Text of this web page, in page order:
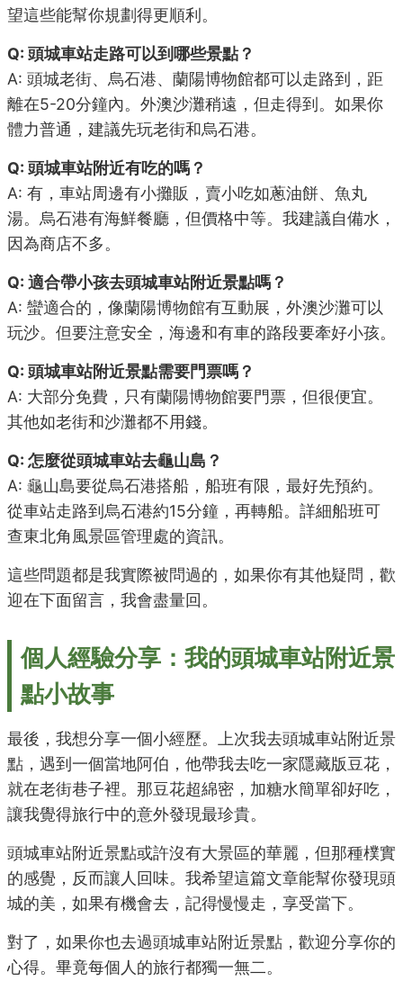
望這些能幫你規劃得更順利。
Q: 頭城車站走路可以到哪些景點？
A: 頭城老街、烏石港、蘭陽博物館都可以走路到，距
離在5-20分鐘內。外澳沙灘稍遠，但走得到。如果你
體力普通，建議先玩老街和烏石港。
Q: 頭城車站附近有吃的嗎？
A: 有，車站周邊有小攤販，賣小吃如蔥油餅、魚丸
湯。烏石港有海鮮餐廳，但價格中等。我建議自備水，
因為商店不多。
Q: 適合帶小孩去頭城車站附近景點嗎？
A: 蠻適合的，像蘭陽博物館有互動展，外澳沙灘可以
玩沙。但要注意安全，海邊和有車的路段要牽好小孩。
Q: 頭城車站附近景點需要門票嗎？
A: 大部分免費，只有蘭陽博物館要門票，但很便宜。
其他如老街和沙灘都不用錢。
Q: 怎麼從頭城車站去龜山島？
A: 龜山島要從烏石港搭船，船班有限，最好先預約。
從車站走路到烏石港約15分鐘，再轉船。詳細船班可
查東北角風景區管理處的資訊。
這些問題都是我實際被問過的，如果你有其他疑問，歡
迎在下面留言，我會盡量回。
個人經驗分享：我的頭城車站附近景
點小故事
最後，我想分享一個小經歷。上次我去頭城車站附近景
點，遇到一個當地阿伯，他帶我去吃一家隱藏版豆花，
就在老街巷子裡。那豆花超綿密，加糖水簡單卻好吃，
讓我覺得旅行中的意外發現最珍貴。
頭城車站附近景點或許沒有大景區的華麗，但那種樸實
的感覺，反而讓人回味。我希望這篇文章能幫你發現頭
城的美，如果有機會去，記得慢慢走，享受當下。
對了，如果你也去過頭城車站附近景點，歡迎分享你的
心得。畢竟每個人的旅行都獨一無二。